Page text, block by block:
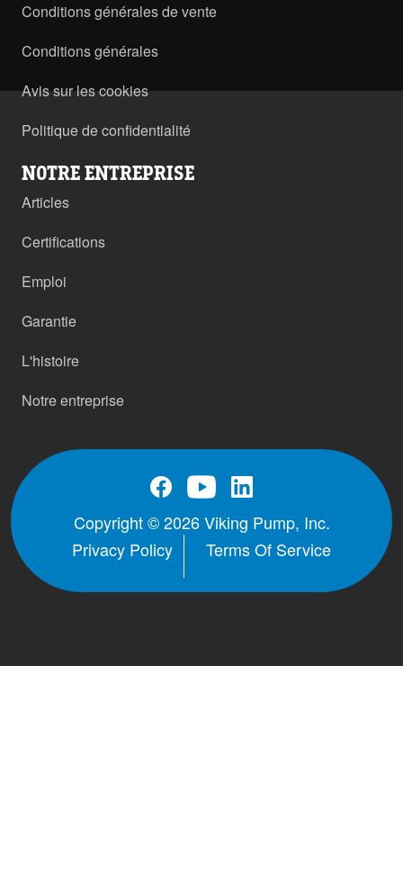
Conditions générales de vente
Conditions générales
Avis sur les cookies
Politique de confidentialité
NOTRE ENTREPRISE
Articles
Certifications
Emploi
Garantie
L'histoire
Notre entreprise
Copyright © 2026 Viking Pump, Inc.
Privacy Policy
Terms Of Service